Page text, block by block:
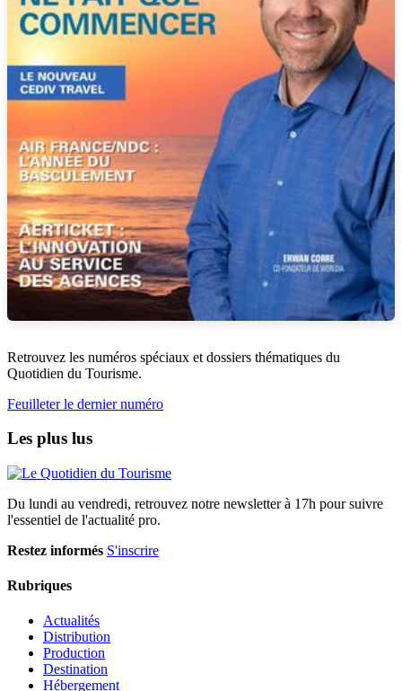
Retrouvez les numéros spéciaux et dossiers thématiques du
Quotidien du Tourisme.
Feuilleter le dernier numéro
Les plus lus
Du lundi au vendredi, retrouvez notre newsletter à 17h pour suivre
l'essentiel de l'actualité pro.
Restez informés S'inscrire
Rubriques
Actualités
Distribution
Production
Destination
Hébergement